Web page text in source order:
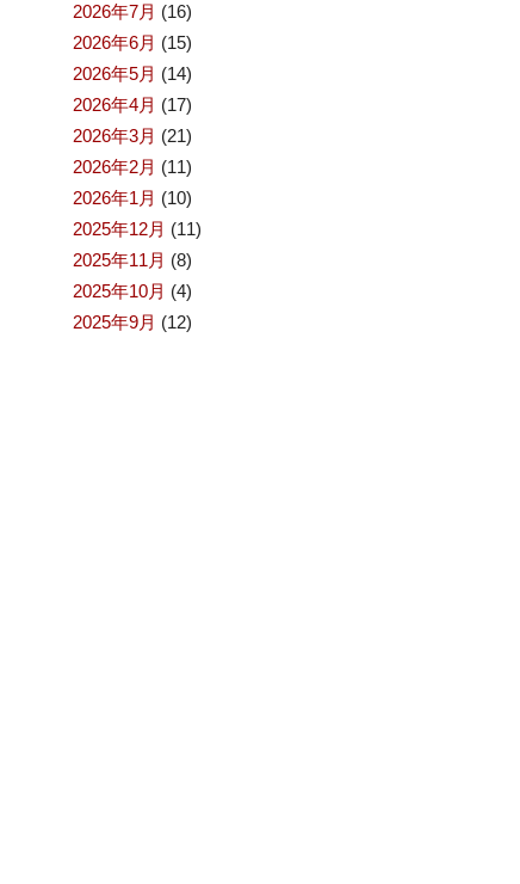
2026年7月 (16)
2026年6月 (15)
2026年5月 (14)
2026年4月 (17)
2026年3月 (21)
2026年2月 (11)
2026年1月 (10)
2025年12月 (11)
2025年11月 (8)
2025年10月 (4)
2025年9月 (12)